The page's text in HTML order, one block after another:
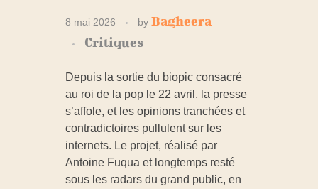
M
I
C
H
A
8 mai 2026 by Bagheera
Critiques
Depuis la sortie du biopic consacré
au roi de la pop le 22 avril, la presse
s’affole, et les opinions tranchées et
contradictoires pullulent sur les
internets. Le projet, réalisé par
Antoine Fuqua et longtemps resté
sous les radars du grand public, en